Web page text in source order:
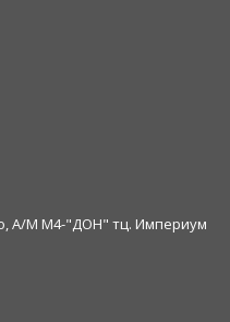
А/М М4-"ДОН" тц. Империум